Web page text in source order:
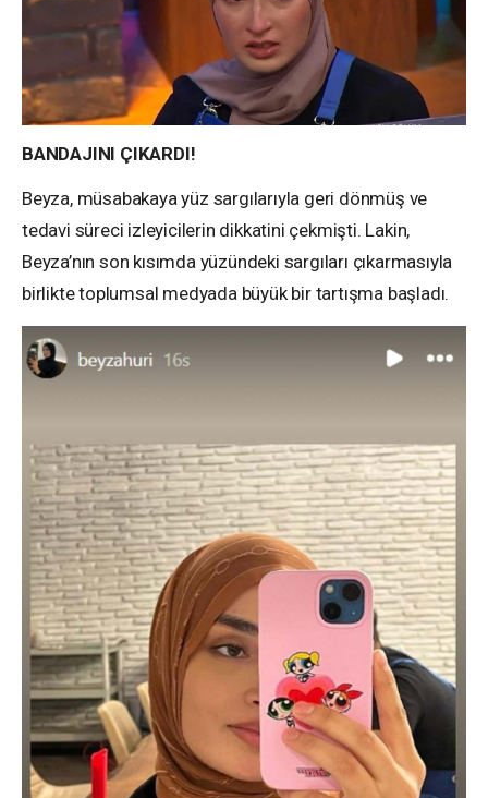
BANDAJINI ÇIKARDI!
Beyza, müsabakaya yüz sargılarıyla geri dönmüş ve
tedavi süreci izleyicilerin dikkatini çekmişti. Lakin,
Beyza’nın son kısımda yüzündeki sargıları çıkarmasıyla
birlikte toplumsal medyada büyük bir tartışma başladı.